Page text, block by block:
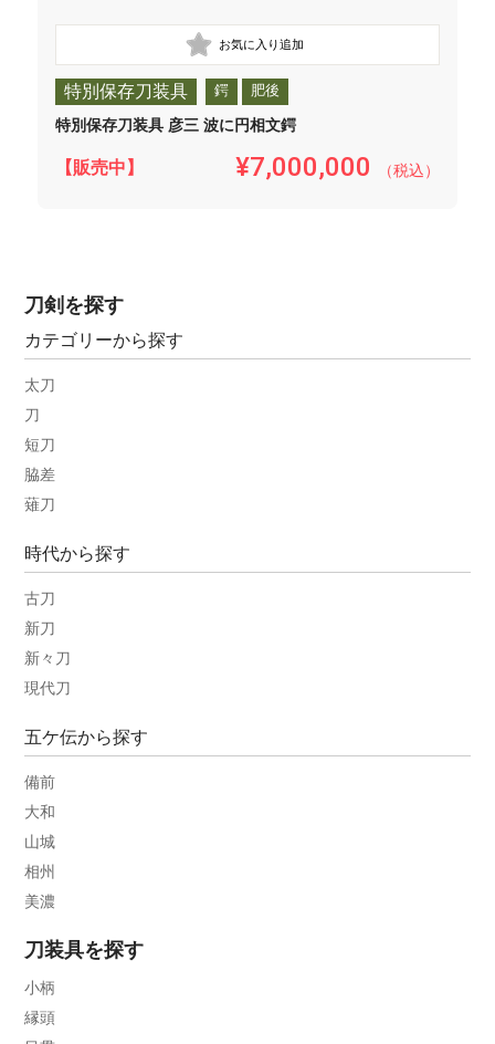
特別保存刀装具 鍔 肥後
特別保存刀装具 彦三 波に円相文鍔
【販売中】 ¥7,000,000 （税込）
刀剣を探す
カテゴリーから探す
太刀
刀
短刀
脇差
薙刀
時代から探す
古刀
新刀
新々刀
現代刀
五ケ伝から探す
備前
大和
山城
相州
美濃
刀装具を探す
小柄
縁頭